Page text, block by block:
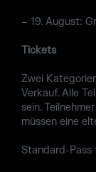
– 19. August:
Tickets
Zwei
Verkauf. Alle
sein.
müssen eine
Standard-